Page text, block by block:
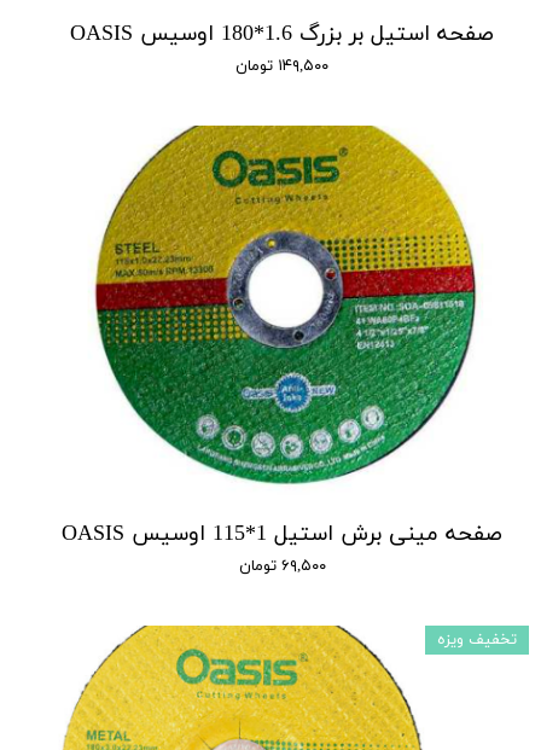
صفحه استیل بر بزرگ 1.6*180 اوسیس OASIS
۱۴۹,۵۰۰ تومان
صفحه مینی برش استیل 1*115 اوسیس OASIS
۶۹,۵۰۰ تومان
تخفیف ویزه